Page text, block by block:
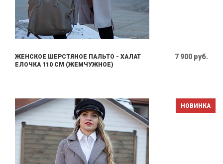
ЖЕНСКОЕ ШЕРСТЯНОЕ ПАЛЬТО - ХАЛАТ
ЕЛОЧКА 110 СМ (ЖЕМЧУЖНОЕ)
7 900 руб.
НОВИНКА